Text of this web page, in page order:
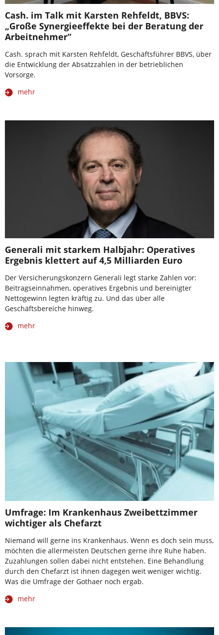
Cash. im Talk mit Karsten Rehfeldt, BBVS:
„Große Synergieeffekte bei der Beratung der
Arbeitnehmer“
Cash. sprach mit Karsten Rehfeldt, Geschäftsführer BBVS, über
die Entwicklung der Absatzzahlen in der betrieblichen
Vorsorge.
mehr
Generali mit starkem Halbjahr: Operatives
Ergebnis klettert auf 4,5 Milliarden Euro
Der Versicherungskonzern Generali legt starke Zahlen vor:
Beitragseinnahmen, operatives Ergebnis und bereinigter
Nettogewinn legten kräftig zu. Und das über alle
Geschäftsbereiche hinweg.
mehr
Umfrage: Im Krankenhaus Zweibettzimmer
wichtiger als Chefarzt
Niemand will gerne ins Krankenhaus. Wenn es doch sein muss,
möchten die allermeisten Deutschen gerne ihre Ruhe haben.
Zuzahlungen sollen dabei nicht entstehen. Eine Behandlung
durch den Chefarzt ist ihnen dagegen weit weniger wichtig.
Was die Umfrage der Gothaer noch ergab.
mehr